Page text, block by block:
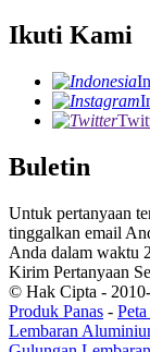
Ikuti Kami
Buletin
Untuk pertanyaan
tinggalkan email
Anda dalam waktu
Kirim Pertanyaan
© Hak Cipta -
Produk Panas -
Lembaran